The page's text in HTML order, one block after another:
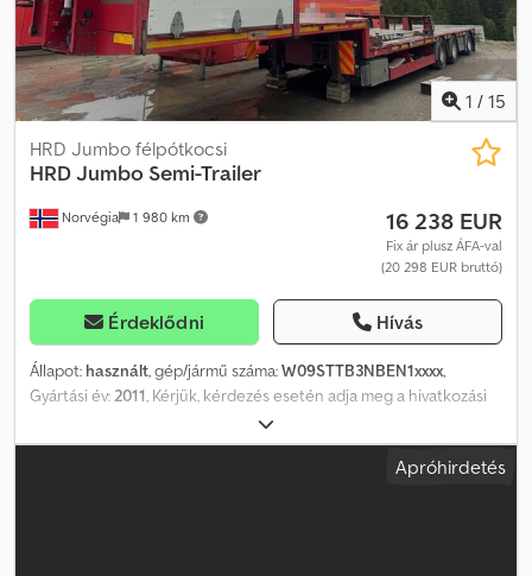
1 / 15
Norvégia 1 980 km
HRD Jumbo félpótkocsi
HRDJumbo Semi-Trailer
16 238 EUR
Fix ár plusz ÁFA-val
(20 298 EUR bruttó)
Érdeklődni Hívás
Állapot: használt, gép/jármű száma:W09STTB3NBEN1xxxx,
Gyártási év:2011, Kérjük, kérdezés esetén adja meg a hivatkozási
számot: 23761 Műszaki adatok: Chodpfx Aezqqqregxsa Gyártási év:
2011 Gumiabroncsok (lásd a képeken) Hossz: 1375 cm Szélesség:
254 cm Tengelytáv: 213/182 cm Saját tömeg: 10 710 kg Teherbírás:
Apróhirdetés